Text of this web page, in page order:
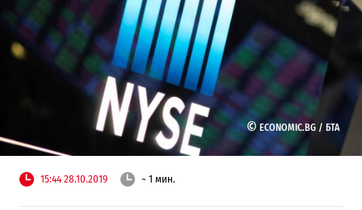
© ECONOMIC.BG / БТА
15:44 28.10.2019 ~ 1 мин.